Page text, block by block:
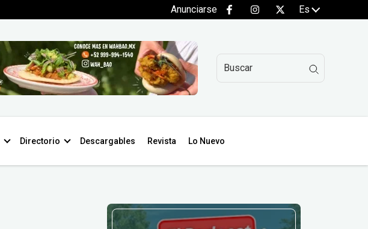
Anunciarse Es
Directorio Descargables Revista Lo Nuevo